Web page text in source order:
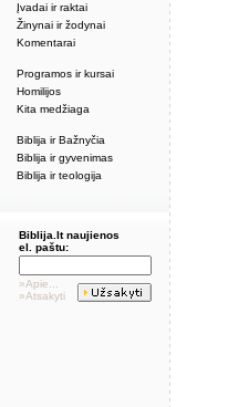
Įvadai ir raktai
Žinynai ir žodynai
Komentarai
Programos ir kursai
Homilijos
Kita medžiaga
Biblija ir Bažnyčia
Biblija ir gyvenimas
Biblija ir teologija
Biblija.lt naujienos
el. paštu:
»Apie...
»Atsakyti